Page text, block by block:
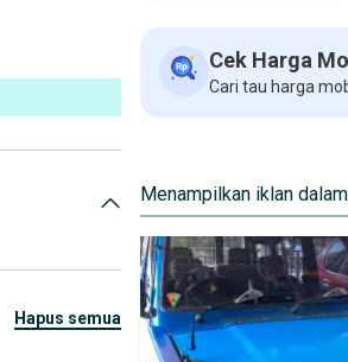
hapus semua
Cek Harga
Cari tau harga
Menampilkan iklan dalam